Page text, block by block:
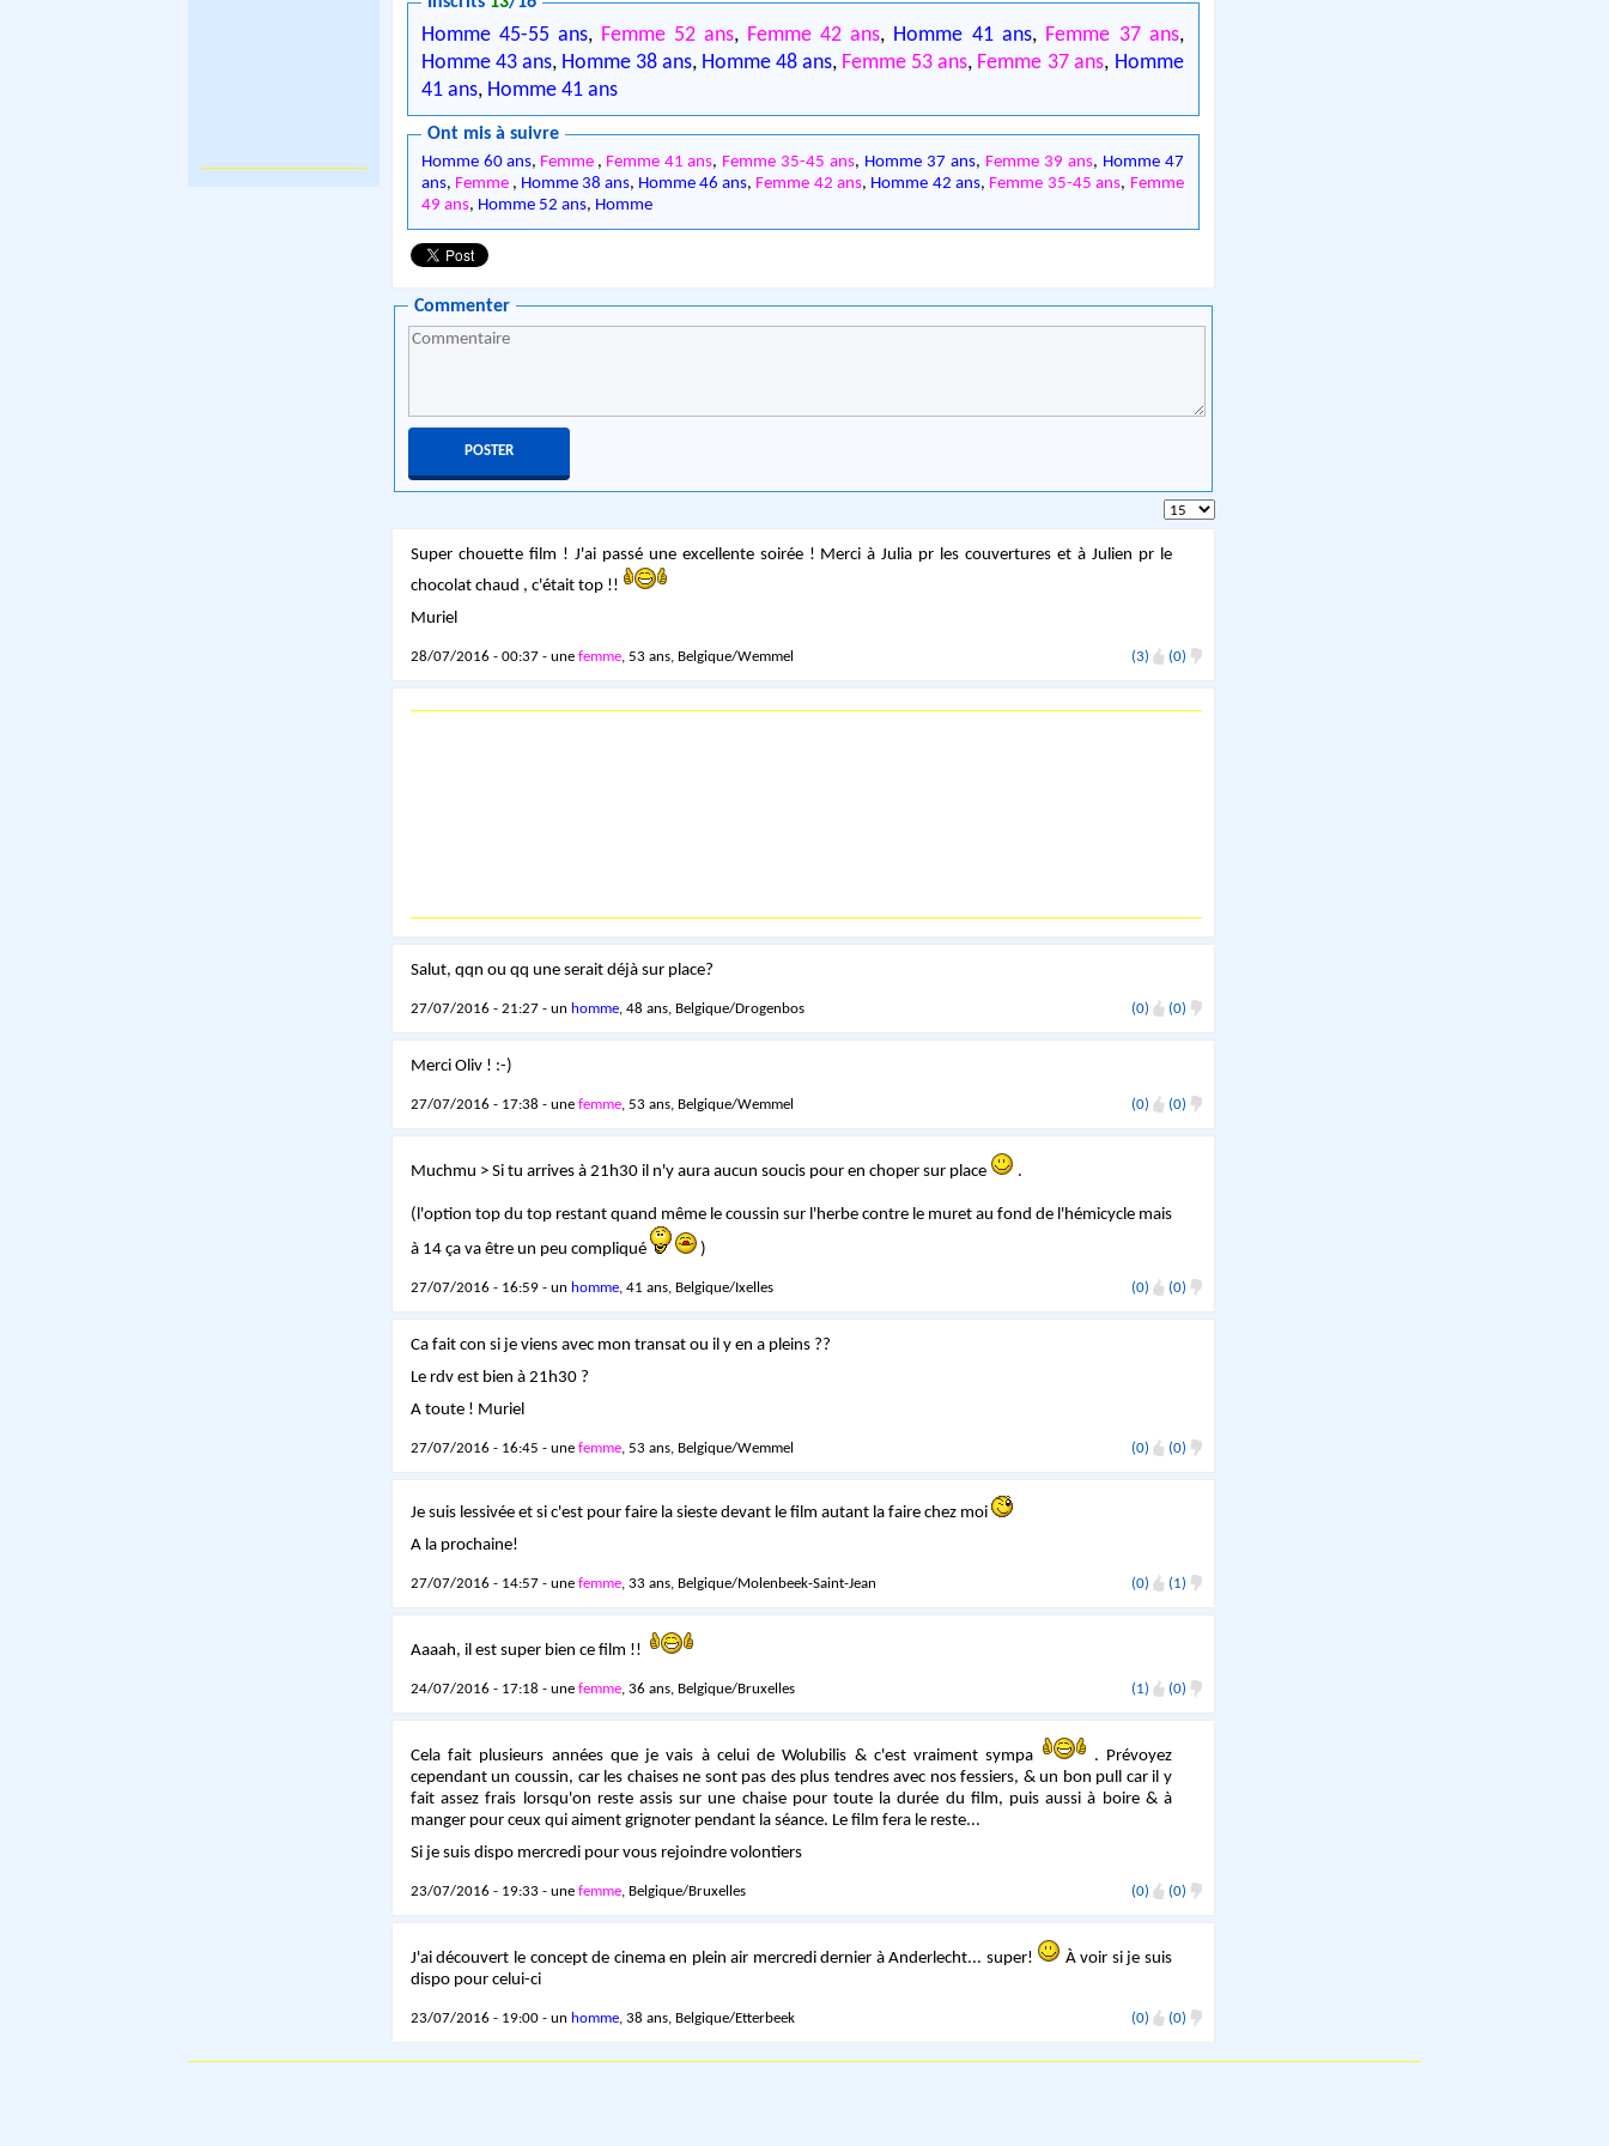
Homme 45-55 ans, Femme 52 ans, Femme 42 ans, Homme 41 ans, Femme 37 ans,
Homme 43 ans, Homme 38 ans, Homme 48 ans, Femme 53 ans, Femme 37 ans, Homme
41 ans, Homme 41 ans
Ont mis à suivre
Homme 60 ans, Femme , Femme 41 ans, Femme 35-45 ans, Homme 37 ans, Femme 39 ans, Homme 47
ans, Femme , Homme 38 ans, Homme 46 ans, Femme 42 ans, Homme 42 ans, Femme 35-45 ans, Femme
49 ans, Homme 52 ans, Homme
Commenter
Super chouette film ! J'ai passé une excellente soirée ! Merci à Julia pr les couvertures et à Julien pr le
chocolat chaud , c'était top !!
Muriel
28/07/2016 - 00:37 - une femme, 53 ans, Belgique/Wemmel (3) (0)
Salut, qqn ou qq une serait déjà sur place?
27/07/2016 - 21:27 - un homme, 48 ans, Belgique/Drogenbos (0) (0)
Merci Oliv ! :-)
27/07/2016 - 17:38 - une femme, 53 ans, Belgique/Wemmel (0) (0)
Muchmu > Si tu arrives à 21h30 il n'y aura aucun soucis pour en choper sur place .
(l'option top du top restant quand même le coussin sur l'herbe contre le muret au fond de l'hémicycle mais
à 14 ça va être un peu compliqué
)
27/07/2016 - 16:59 - un homme, 41 ans, Belgique/Ixelles (0) (0)
Ca fait con si je viens avec mon transat ou il y en a pleins ??
Le rdv est bien à 21h30 ?
A toute ! Muriel
27/07/2016 - 16:45 - une femme, 53 ans, Belgique/Wemmel (0) (0)
Je suis lessivée et si c'est pour faire la sieste devant le film autant la faire chez moi
A la prochaine!
27/07/2016 - 14:57 - une femme, 33 ans, Belgique/Molenbeek-Saint-Jean (0) (1)
Aaaah, il est super bien ce film !!
24/07/2016 - 17:18 - une femme, 36 ans, Belgique/Bruxelles (1) (0)
Cela fait plusieurs années que je vais à celui de Wolubilis & c'est vraiment sympa
. Prévoyez
cependant un coussin, car les chaises ne sont pas des plus tendres avec nos fessiers, & un bon pull car il y
fait assez frais lorsqu'on reste assis sur une chaise pour toute la durée du film, puis aussi à boire & à
manger pour ceux qui aiment grignoter pendant la séance. Le film fera le reste...
Si je suis dispo mercredi pour vous rejoindre volontiers
23/07/2016 - 19:33 - une femme, Belgique/Bruxelles (0) (0)
J'ai découvert le concept de cinema en plein air mercredi dernier à Anderlecht... super!
À voir si je suis
dispo pour celui-ci
23/07/2016 - 19:00 - un homme, 38 ans, Belgique/Etterbeek (0) (0)